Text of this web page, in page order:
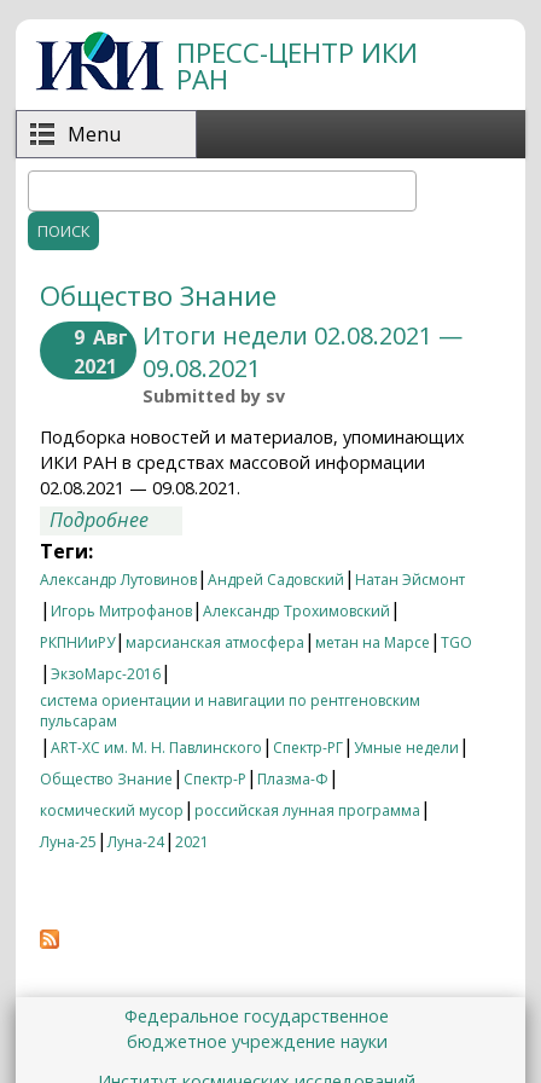
Перейти к основному содержанию
ПРЕСС-ЦЕНТР ИКИ
РАН
Menu
Форма поиска
Общество Знание
9 Авг
2021
Итоги недели 02.08.2021 —
09.08.2021
Submitted by sv
Подборка новостей и материалов, упоминающих
ИКИ РАН в средствах массовой информации
02.08.2021 — 09.08.2021.
Подробнее
Теги:
Александр Лутовинов|Андрей Садовский | Натан Эйсмонт
| Игорь Митрофанов|Александр Трохимовский |
РКПНИиРУ| марсианская атмосфера | метан на Марсе |TGO
|ЭкзоМарс-2016|
система ориентации и навигации по рентгеновским
пульсарам
|ART-XC им. М. Н. Павлинского | Спектр-РГ|Умные недели |
Общество Знание | Спектр-Р | Плазма-Ф |
космический мусор | российская лунная программа |
Луна-25 |Луна-24|2021
Федеральное государственное
бюджетное учреждение науки